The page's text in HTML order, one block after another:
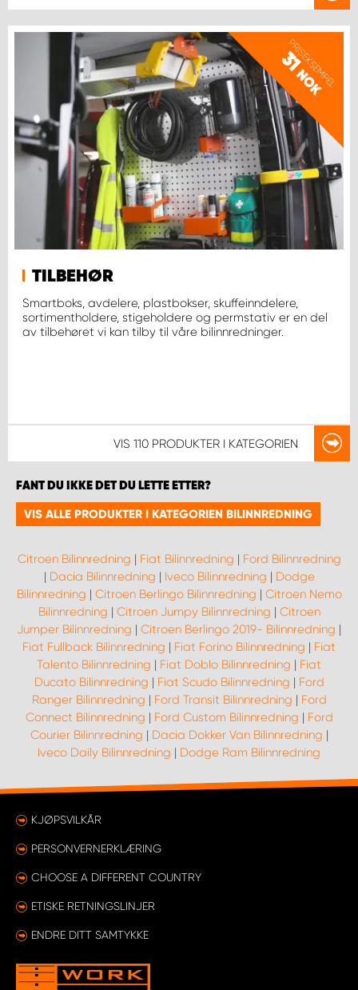
PRISEKSEMPEL
31
NOK
TILBEHØR
Smartboks, avdelere, plastbokser, skuffeinndelere,
sortimentholdere, stigeholdere og permstativ er en del
av tilbehøret vi kan tilby til våre bilinnredninger.
VIS 110 PRODUKTER I KATEGORIEN
FANT DU IKKE DET DU LETTE ETTER?
VIS ALLE PRODUKTER I KATEGORIEN BILINNREDNING
Citroen Bilinnredning | Fiat Bilinnredning | Ford Bilinnredning
| Dacia Bilinnredning | Iveco Bilinnredning | Dodge
Bilinnredning | Citroen Berlingo Bilinnredning | Citroen Nemo
Bilinnredning | Citroen Jumpy Bilinnredning | Citroen
Jumper Bilinnredning | Citroen Berlingo 2019- Bilinnredning |
Fiat Fullback Bilinnredning | Fiat Forino Bilinnredning | Fiat
Talento Bilinnredning | Fiat Doblo Bilinnredning | Fiat
Ducato Bilinnredning | Fiat Scudo Bilinnredning | Ford
Ranger Bilinnredning | Ford Transit Bilinnredning | Ford
Connect Bilinnredning | Ford Custom Bilinnredning | Ford
Courier Bilinnredning | Dacia Dokker Van Bilinnredning |
Iveco Daily Bilinnredning | Dodge Ram Bilinnredning
KJØPSVILKÅR
PERSONVERNERKLÆRING
CHOOSE A DIFFERENT COUNTRY
ETISKE RETNINGSLINJER
ENDRE DITT SAMTYKKE